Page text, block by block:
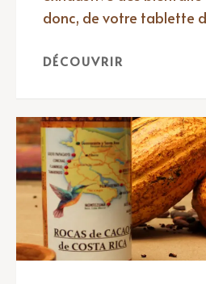
donc, de votre tablette
DÉCOUVRIR